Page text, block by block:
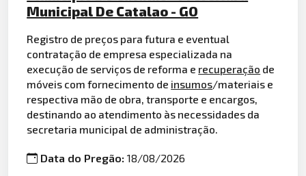
Municipal De Catalao - GO
Registro de preços para futura e eventual
contratação de empresa especializada na
execução de serviços de reforma e recuperação de
móveis com fornecimento de insumos/materiais e
respectiva mão de obra, transporte e encargos,
destinando ao atendimento às necessidades da
secretaria municipal de administração.
Data do Pregão:18/08/2026